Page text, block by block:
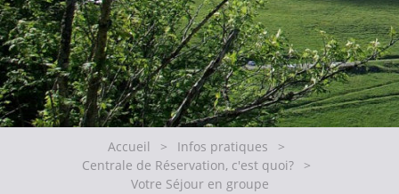
Accueil > Infos pratiques
>
Centrale de Réservation, c'est quoi?
>
Votre Séjour en groupe